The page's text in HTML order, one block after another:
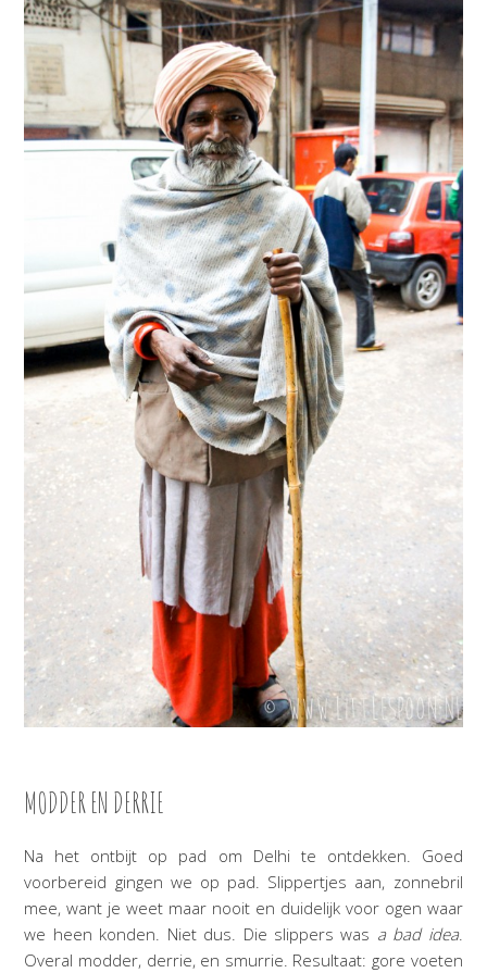
MODDER EN DERRIE
Na het ontbijt op pad om Delhi te ontdekken. Goed
voorbereid gingen we op pad. Slippertjes aan, zonnebril
mee, want je weet maar nooit en duidelijk voor ogen waar
we heen konden. Niet dus. Die slippers was a bad idea.
Overal modder, derrie, en smurrie. Resultaat: gore voeten